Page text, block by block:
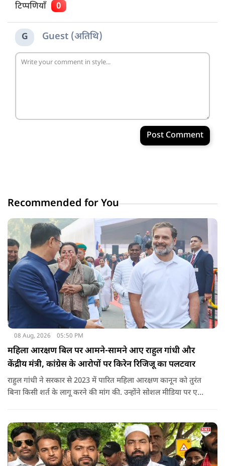
टिप्पणियाँ 0
G Guest (अतिथि)
Post Comment
Recommended for You
08 Aug, 2026 05:50 PM
महिला आरक्षण बिल पर आमने-सामने आए राहुल गांधी और
केंद्रीय मंत्री, कांग्रेस के आरोपों पर किरेन रिजिजू का पलटवार
राहुल गांधी ने सरकार से 2023 में पारित महिला आरक्षण कानून को तुरंत
बिना किसी शर्त के लागू करने की मांग की. उन्होंने सोशल मीडिया पर एक